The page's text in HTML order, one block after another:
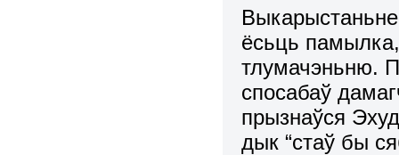
ёсьць
тлумачэньню.
спосабаў
прызнаўся
дык “стаў бы